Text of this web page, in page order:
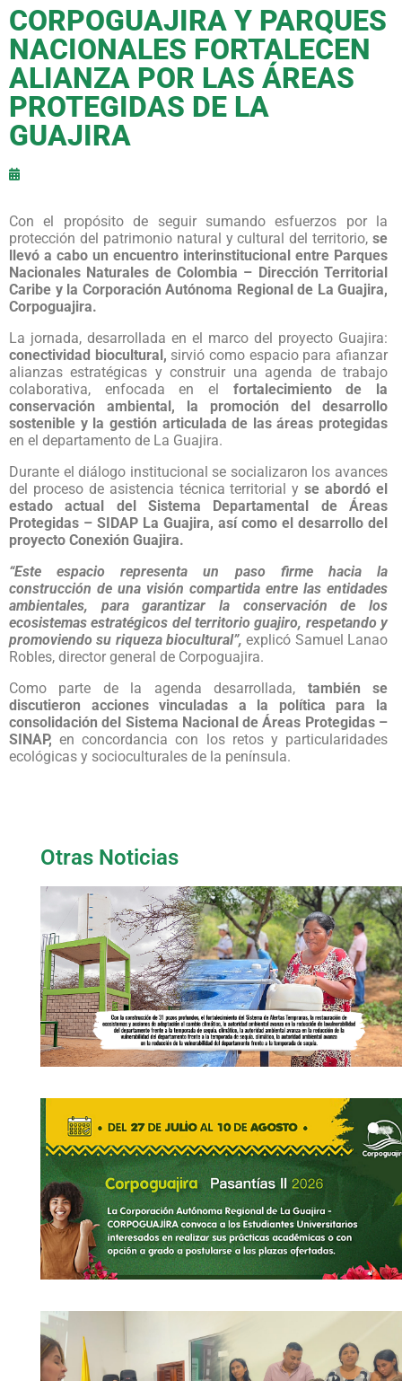
CORPOGUAJIRA Y PARQUES
NACIONALES FORTALECEN
ALIANZA POR LAS ÁREAS
PROTEGIDAS DE LA
GUAJIRA
Con el propósito de seguir sumando esfuerzos por la
protección del patrimonio natural y cultural del territorio, se
llevó a cabo un encuentro interinstitucional entre Parques
Nacionales Naturales de Colombia – Dirección Territorial
Caribe y la Corporación Autónoma Regional de La Guajira,
Corpoguajira.
La jornada, desarrollada en el marco del proyecto Guajira:
conectividad biocultural, sirvió como espacio para afianzar
alianzas estratégicas y construir una agenda de trabajo
colaborativa, enfocada en el fortalecimiento de la
conservación ambiental, la promoción del desarrollo
sostenible y la gestión articulada de las áreas protegidas
en el departamento de La Guajira.
Durante el diálogo institucional se socializaron los avances
del proceso de asistencia técnica territorial yse abordó el
estado actual del Sistema Departamental de Áreas
Protegidas – SIDAP La Guajira, así como el desarrollo del
proyecto Conexión Guajira.
“Este espacio representa un paso firme hacia la
construcción de una visión compartida entre las entidades
ambientales, para garantizar la conservación de los
ecosistemas estratégicos del territorio guajiro, respetando y
promoviendo su riqueza biocultural”,explicó Samuel Lanao
Robles, director general de Corpoguajira.
Como parte de la agenda desarrollada, también se
discutieron acciones vinculadas a la política para la
consolidación del Sistema Nacional de Áreas Protegidas –
SINAP,en concordancia con los retos y particularidades
ecológicas y socioculturales de la península.
Otras Noticias